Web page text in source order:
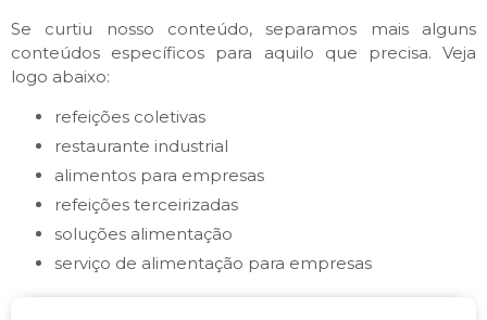
Se curtiu nosso conteúdo, separamos mais alguns
conteúdos específicos para aquilo que precisa. Veja
logo abaixo:
refeições coletivas
restaurante industrial
alimentos para empresas
refeições terceirizadas
soluções alimentação
serviço de alimentação para empresas